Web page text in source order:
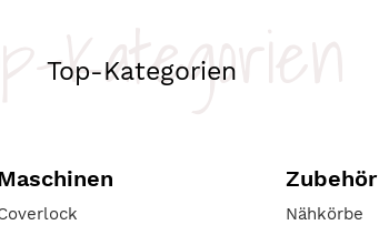
Top-Kategorien
Kategorien
Zubehör
Nähkörbe